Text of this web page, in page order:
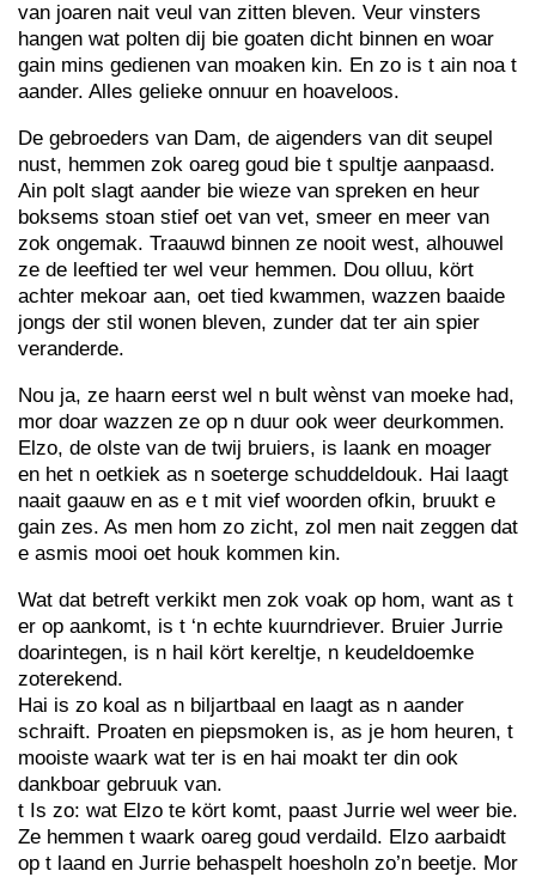
van joaren nait veul van zitten bleven. Veur vinsters
hangen wat polten dij bie goaten dicht binnen en woar
gain mins gedienen van moaken kin. En zo is t ain noa t
aander. Alles gelieke onnuur en hoaveloos.
De gebroeders van Dam, de aigenders van dit seupel
nust, hemmen zok oareg goud bie t spultje aanpaasd.
Ain polt slagt aander bie wieze van spreken en heur
boksems stoan stief oet van vet, smeer en meer van
zok ongemak. Traauwd binnen ze nooit west, alhouwel
ze de leeftied ter wel veur hemmen. Dou olluu, kört
achter mekoar aan, oet tied kwammen, wazzen baaide
jongs der stil wonen bleven, zunder dat ter ain spier
veranderde.
Nou ja, ze haarn eerst wel n bult wènst van moeke had,
mor doar wazzen ze op n duur ook weer deurkommen.
Elzo, de olste van de twij bruiers, is laank en moager
en het n oetkiek as n soeterge schuddeldouk. Hai laagt
naait gaauw en as e t mit vief woorden ofkin, bruukt e
gain zes. As men hom zo zicht, zol men nait zeggen dat
e asmis mooi oet houk kommen kin.
Wat dat betreft verkikt men zok voak op hom, want as t
er op aankomt, is t ‘n echte kuurndriever. Bruier Jurrie
doarintegen, is n hail kört kereltje, n keudeldoemke
zoterekend.
Hai is zo koal as n biljartbaal en laagt as n aander
schraift. Proaten en piepsmoken is, as je hom heuren, t
mooiste waark wat ter is en hai moakt ter din ook
dankboar gebruuk van.
t Is zo: wat Elzo te kört komt, paast Jurrie wel weer bie.
Ze hemmen t waark oareg goud verdaild. Elzo aarbaidt
op t laand en Jurrie behaspelt hoesholn zo’n beetje. Mor